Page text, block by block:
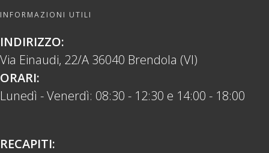
INFORMAZIONI UTILI
INDIRIZZO:
Via Einaudi, 22/A 36040 Brendola (VI)
ORARI:
Lunedì - Venerdì: 08:30 - 12:30 e 14:00 - 18:00
RECAPITI: